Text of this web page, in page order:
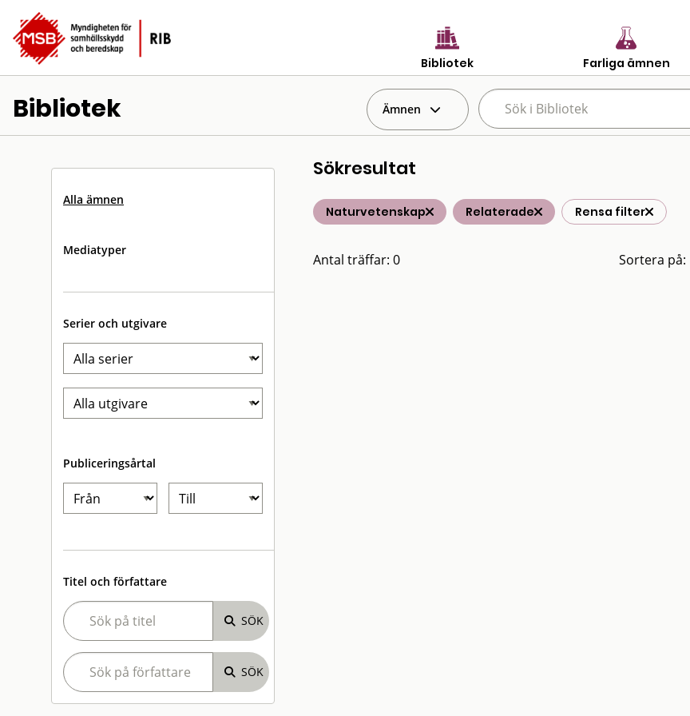
Bibliotek Farliga ämnen
Bibliotek Ämnen
Alla ämnen
Mediatyper
Serier och utgivare
Publiceringsårtal
Titel och författare
Sökresultat
Naturvetenskap Relaterade Rensa filter
Antal träffar: 0 Sortera på: